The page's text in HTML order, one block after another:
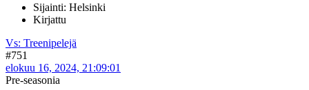
Sijainti: Helsinki
Kirjattu
Vs: Treenipelejä
#751
elokuu 16, 2024, 21:09:01
Pre-seasonia